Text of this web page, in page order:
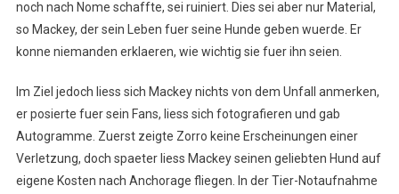
noch nach Nome schaffte, sei ruiniert. Dies sei aber nur Material,
so Mackey, der sein Leben fuer seine Hunde geben wuerde. Er
konne niemanden erklaeren, wie wichtig sie fuer ihn seien.
Im Ziel jedoch liess sich Mackey nichts von dem Unfall anmerken,
er posierte fuer sein Fans, liess sich fotografieren und gab
Autogramme. Zuerst zeigte Zorro keine Erscheinungen einer
Verletzung, doch spaeter liess Mackey seinen geliebten Hund auf
eigene Kosten nach Anchorage fliegen. In der Tier-Notaufnahme